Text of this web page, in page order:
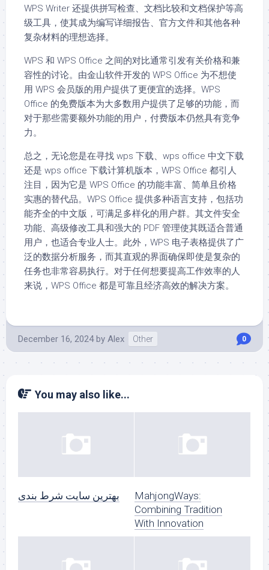
WPS Writer 还提供拼写检查、文档比较和文档保护等高
级工具，使其成为编写详细报告、官方文件和其他各种
复杂材料的理想选择。
WPS 和 WPS Office 之间的对比通常引发有关价格和兼
容性的讨论。由金山软件开发的 WPS Office 为不想使
用 WPS 会员版的用户提供了更便宜的选择。WPS
Office 的免费版本为大多数用户提供了足够的功能，而
对于那些需要额外功能的用户，付费版本仍然具有竞争
力。
总之，无论您是在寻找 wps 下载、wps office 中文下载
还是 wps office 下载计算机版本，WPS Office 都引人
注目，因为它是 WPS Office 的功能丰富、简单且价格
实惠的替代品。WPS Office 提供多种语言支持，包括功
能齐全的中文版，可满足多样化的用户群。其文件安全
功能、高级修改工具和强大的 PDF 管理使其既适合普通
用户，也适合专业人士。此外，WPS 电子表格提供了广
泛的数据分析服务，而其直观的界面确保即使是复杂的
任务也非常容易执行。对于任何想要提高工作效率的人
来说，WPS Office 都是可靠且经济高效的解决方案。
December 16, 2024 by Alex Other 0
You may also like...
بهترین سایت شرط بندی
MahjongWays:
Combining Tradition
With Innovation